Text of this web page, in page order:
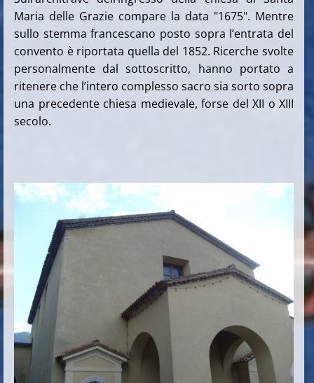
Maria delle Grazie compare la data "1675". Mentre
sullo stemma francescano posto sopra l’entrata del
convento è riportata quella del 1852. Ricerche svolte
personalmente dal sottoscritto, hanno portato a
ritenere che l’intero complesso sacro sia sorto sopra
una precedente chiesa medievale, forse del XII o XIII
secolo.